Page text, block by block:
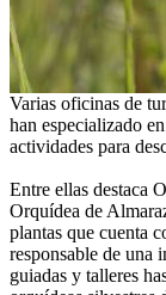
Varias oficinas de
han especializado
actividades para
Entre ellas destaca
Orquídea de
plantas que cuenta
responsable de una
guiadas y talleres